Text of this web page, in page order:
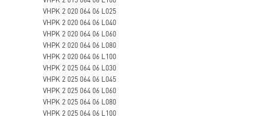
VHPK 2 020 064 06 L025
VHPK 2 020 064 06 L040
VHPK 2 020 064 06 L060
VHPK 2 020 064 06 L080
VHPK 2 020 064 06 L100
VHPK 2 025 064 06 L030
VHPK 2 025 064 06 L045
VHPK 2 025 064 06 L060
VHPK 2 025 064 06 L080
VHPK 2 025 064 06 L100